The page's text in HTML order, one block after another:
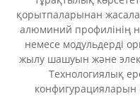
қорытпаларынан
алюминий профилінің
немесе модульдерді
жылу шашуын және
Технологиялық
конфигурацияларын